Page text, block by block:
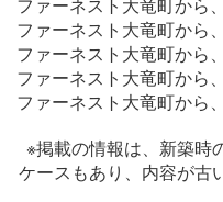
ファーネスト大竜町から
ファーネスト大竜町から
ファーネスト大竜町から
ファーネスト大竜町から
※掲載の情報は、新築時
ケースもあり、内容が古